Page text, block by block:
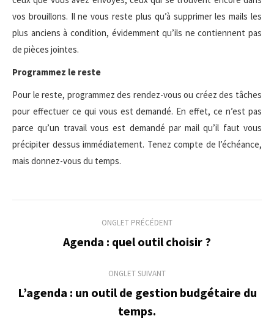
vos brouillons. Il ne vous reste plus qu’à supprimer les mails les
plus anciens à condition, évidemment qu’ils ne contiennent pas
de pièces jointes.
Programmez le reste
Pour le reste, programmez des rendez-vous ou créez des tâches
pour effectuer ce qui vous est demandé. En effet, ce n’est pas
parce qu’un travail vous est demandé par mail qu’il faut vous
précipiter dessus immédiatement. Tenez compte de l’échéance,
mais donnez-vous du temps.
commentaire
ONGLET PRÉCÉDENT
Onglet
Agenda : quel outil choisir ?
ONGLET SUIVANT
Onglet
suivant
L’agenda : un outil de gestion budgétaire du
temps.